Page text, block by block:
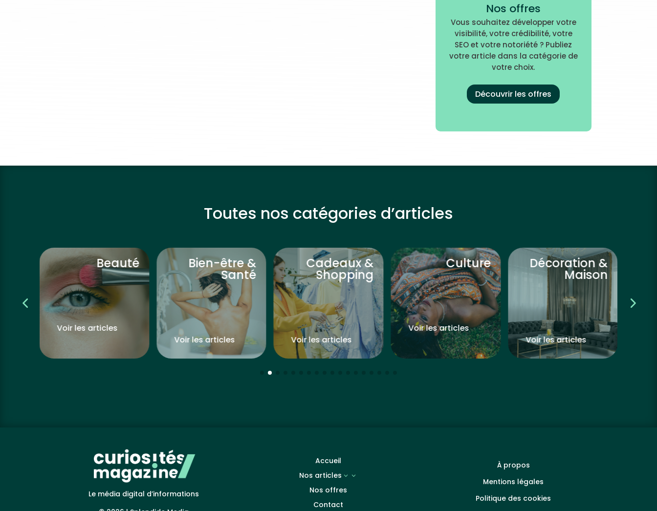
Nos offres
Vous souhaitez développer votre
visibilité, votre crédibilité, votre
SEO et votre notoriété ? Publiez
votre article dans la catégorie de
votre choix.
Découvrir les offres
Toutes nos catégories d’articles
Beauté
Voir les articles
Bien-être &
Santé
Voir les articles
Cadeaux &
Shopping
Voir les articles
Culture
Voir les articles
Décoration &
Maison
Voir les articles
Le média digital d’informations
Accueil
Nos articles
3
Nos offres
Contact
À propos
Mentions légales
Politique des cookies